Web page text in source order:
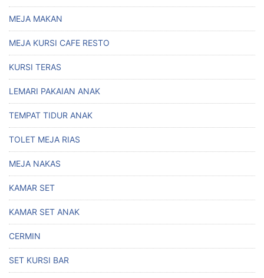
MEJA MAKAN
MEJA KURSI CAFE RESTO
KURSI TERAS
LEMARI PAKAIAN ANAK
TEMPAT TIDUR ANAK
TOLET MEJA RIAS
MEJA NAKAS
KAMAR SET
KAMAR SET ANAK
CERMIN
SET KURSI BAR